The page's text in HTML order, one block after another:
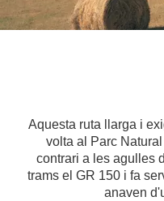
Aquesta ruta llarga i
volta al Parc
contrari a les agulles
trams el GR 150 i fa
anaven